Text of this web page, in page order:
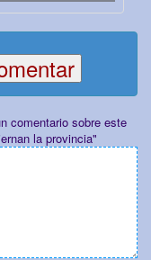
comentario sobre este
la provincia"